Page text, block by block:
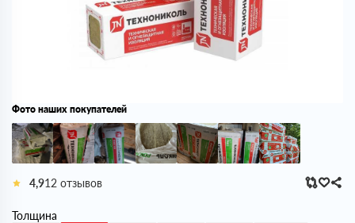
Фото наших покупателей
4,9 12 отзывов
Толщина